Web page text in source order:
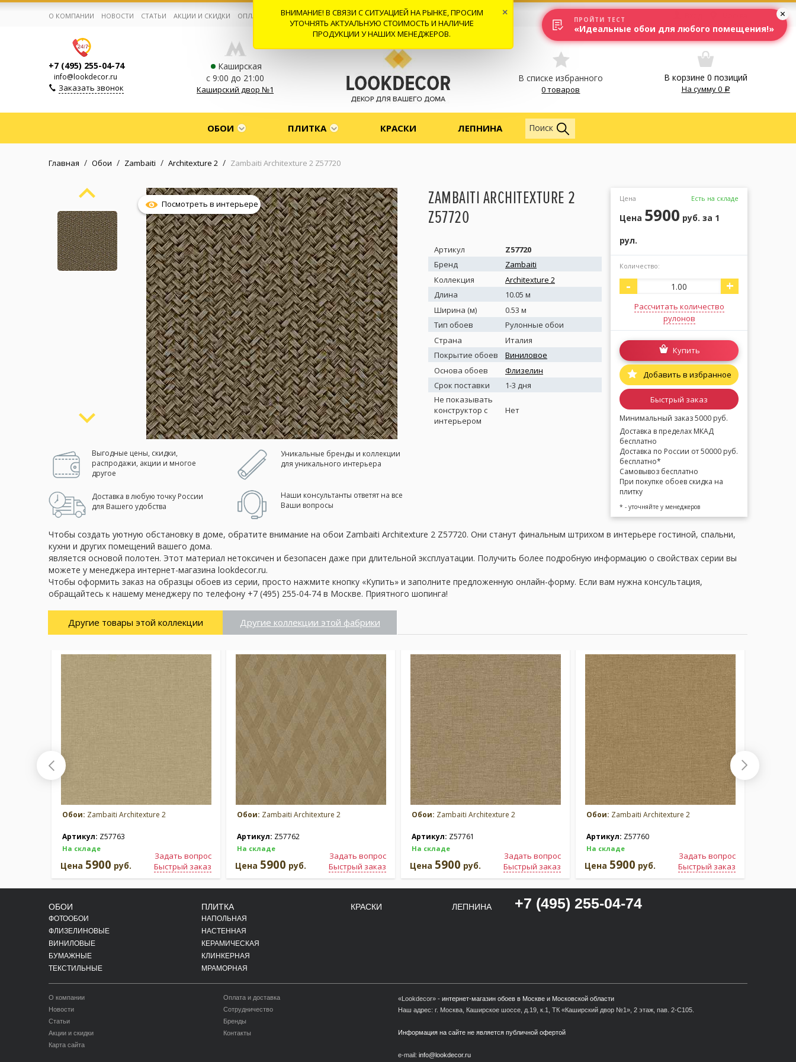
Корзина:0
Избранное:0 товаров
Каталог
Компания
Личный кабинет
(сменить город)
Заказать обратный звонок
О КОМПАНИИ НОВОСТИ СТАТЬИ АКЦИИ И СКИДКИ ОПЛАТА И ДОСТАВКА СОТРУДНИЧЕСТВО КОНТАКТЫ ОТЗЫВЫ
+7 (495) 255-04-74
info@lookdecor.ru
Заказать звонок
Каширская
с 9:00 до 21:00
Каширский двор №1
В списке избранного
0 товаров
В корзине 0 позиций
На сумму0
ОБОИ ПЛИТКА КРАСКИ ЛЕПНИНА Обои
Поиск
Главная / Обои / Zambaiti / Architexture 2 / Zambaiti Architexture 2 Z57720
Посмотреть в интерьере
Выгодные цены, скидки,
распродажи, акции и многое
другое
Уникальные бренды и коллекции
для уникального интерьера
Доставка в любую точку России
для Вашего удобства
Наши консультанты ответят на все
Ваши вопросы
ZAMBAITI ARCHITEXTURE 2
Z57720
Артикул
Z57720
Бренд
Zambaiti
Коллекция
Architexture 2
Длина
10.05 м
Ширина (м)
0.53 м
Тип обоев
Рулонные обои
Страна
Италия
Покрытие обоев
Виниловое
Основа обоев
Флизелин
Срок поставки
1-3 дня
Не показывать
конструктор с
интерьером
Нет
Цена Есть на складе
Цена 5900 руб. за 1
рул.
Количество:
- +
Рассчитать количество
рулонов
Купить
Добавить в избранное
Быстрый заказ
Минимальный заказ 5000 руб.
Доставка в пределах МКАД
бесплатно
Доставка по России от 50000 руб.
бесплатно*
Самовывоз бесплатно
При покупке обоев скидка на
плитку
* - уточняйте у менеджеров
Чтобы создать уютную обстановку в доме, обратите внимание на обои Zambaiti Architexture 2 Z57720. Они станут финальным штрихом в интерьере гостиной, спальни,
кухни и других помещений вашего дома.
является основой полотен. Этот материал нетоксичен и безопасен даже при длительной эксплуатации. Получить более подробную информацию о свойствах серии вы
можете у менеджера интернет-магазина lookdecor.ru.
Чтобы оформить заказ на образцы обоев из серии, просто нажмите кнопку «Купить» и заполните предложенную онлайн-форму. Если вам нужна консультация,
обращайтесь к нашему менеджеру по телефону +7 (495) 255-04-74 в Москве. Приятного шопинга!
Другие товары этой коллекции Другие коллекции этой фабрики
Обои: Zambaiti Architexture 2
Артикул: Z57763
На складе
Задать вопрос
Быстрый заказ
Цена 5900 руб.
Обои: Zambaiti Architexture 2
Артикул: Z57762
На складе
Задать вопрос
Быстрый заказ
Цена 5900 руб.
Обои: Zambaiti Architexture 2
Артикул: Z57761
На складе
Задать вопрос
Быстрый заказ
Цена 5900 руб.
Обои: Zambaiti Architexture 2
Артикул: Z57760
На складе
Задать вопрос
Быстрый заказ
Цена 5900 руб.
ОБОИ
ФОТООБОИ
ФЛИЗЕЛИНОВЫЕ
ВИНИЛОВЫЕ
БУМАЖНЫЕ
ТЕКСТИЛЬНЫЕ
ПЛИТКА
НАПОЛЬНАЯ
НАСТЕННАЯ
КЕРАМИЧЕСКАЯ
КЛИНКЕРНАЯ
МРАМОРНАЯ
КРАСКИ ЛЕПНИНА +7 (495) 255-04-74
О компании
Новости
Статьи
Акции и скидки
Карта сайта
Оплата и доставка
Сотрудничество
Бренды
Контакты
«Lookdecor» - интернет-магазин обоев в Москве и Московской области
Наш адрес: г. Москва, Каширское шоссе, д.19, к.1, ТК «Каширский двор №1», 2 этаж, пав. 2-С105.
Информация на сайте не является публичной офертой
e-mail: info@lookdecor.ru
ВНИМАНИЕ! В СВЯЗИ С СИТУАЦИЕЙ НА РЫНКЕ, ПРОСИМ
УТОЧНЯТЬ АКТУАЛЬНУЮ СТОИМОСТЬ И НАЛИЧИЕ
ПРОДУКЦИИ У НАШИХ МЕНЕДЖЕРОВ.
×
ПРОЙТИ ТЕСТ
«Идеальные обои для любого помещения!»